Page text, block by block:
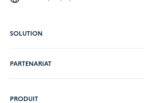
SOLUTION
Nos tarifs
PARTENARIAT
PRODUIT